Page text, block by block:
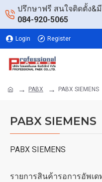
ปรึกษาฟรี สนใจติดตั้ง&
084-920-5065
Login Register
PABX PABX SIEMENS
PABX SIEMENS
PABX SIEMENS
รายการสินค้ารอการอัพเด